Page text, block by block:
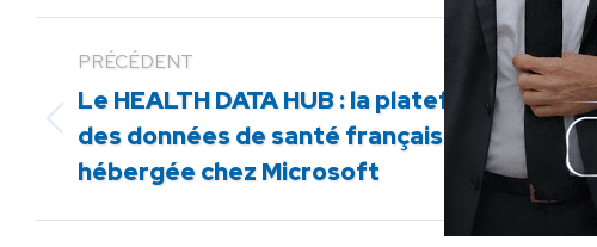
PRÉCÉDENT
Article
précédent
:
Le HEALTH DATA HUB : la plateforme
des données de santé française
hébergée chez Microsoft
: